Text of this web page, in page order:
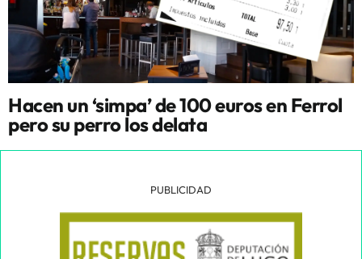
Hacen un ‘simpa’ de 100 euros en Ferrol
pero su perro los delata
PUBLICIDAD